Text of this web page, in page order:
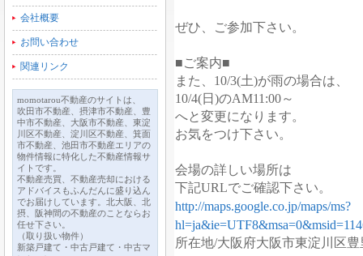
会社概要
お問い合わせ
関連リンク
momotarou不動産のサイトは、
吹田市不動産、摂津市不動産、豊
中市不動産、大阪市不動産、東淀
川区不動産、淀川区不動産、箕面
市不動産、池田市不動産エリアの
物件情報に特化した不動産情報サ
イトです。
不動産売買、不動産売却における
アドバイスもふんだんに盛り込ん
でお届けしています。北大阪、北
摂、阪神間の不動産のことならお
任せ下さい。
（取り扱い物件）
新築戸建て・中古戸建て・中古マ
ぜひ、ご参加下さい。
■ご案内■
また、10/3(土)が雨の場合は、
10/4(日)のAM11:00～
へと変更になります。
お気をつけ下さい。
会場の詳しい場所は
下記URLでご確認下さい。
http://maps.google.co.jp/maps/ms?
所在地/大阪府大阪市東淀川区豊